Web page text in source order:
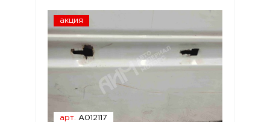
акция
арт. A012117